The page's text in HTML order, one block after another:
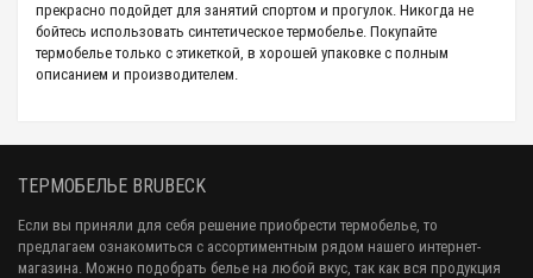
прекрасно подойдет для занятий спортом и прогулок. Никогда не
бойтесь использовать синтетическое термобелье. Покупайте
термобелье только с этикеткой, в хорошей упаковке с полным
описанием и производителем.
ТЕРМОБЕЛЬЕ BRUBECK
Если вы приняли для себя решение приобрести термобелье, то
предлагаем ознакомиться с ассортиментным рядом нашего интернет-
магазина. Можно подобрать белье на любой вкус, так как вся продукция